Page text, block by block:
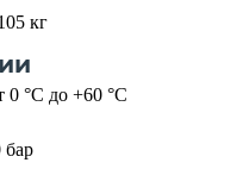
кг
0 °C до +60 °C
бар